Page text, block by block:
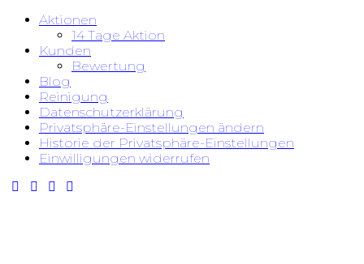
Aktionen
14 Tage Aktion
Kunden
Bewertung
Blog
Reinigung
Datenschutzerklärung
Privatsphäre-Einstellungen ändern
Historie der Privatsphäre-Einstellungen
Einwilligungen widerrufen